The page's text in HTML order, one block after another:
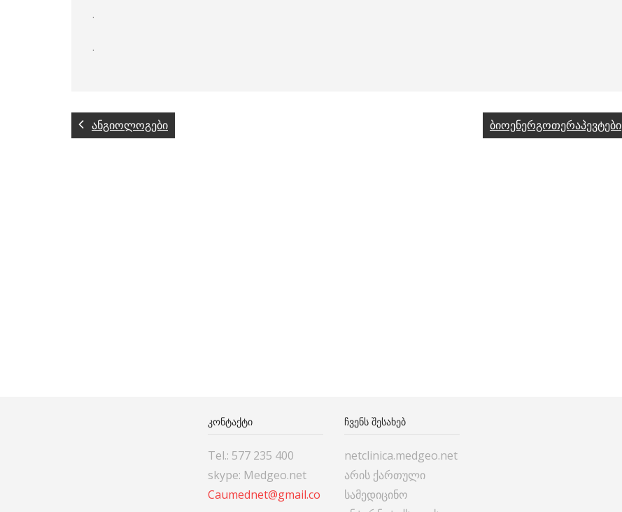
.
.
ანგიოლოგები ბიოენერგოთერაპევტები
ᲙᲝᲜᲢᲐᲥᲢᲘ
Tel.: 577 235 400
skype: Medgeo.net
Caumednet@gmail.co
ᲩᲕᲔᲜᲡ ᲨᲔᲡᲐᲮᲔᲑ
netclinica.medgeo.net
არის ქართული
სამედიცინო